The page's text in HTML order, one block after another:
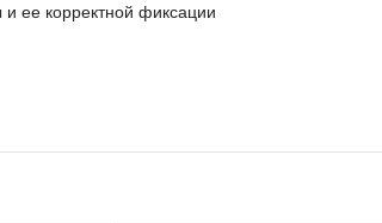
ее корректной фиксации